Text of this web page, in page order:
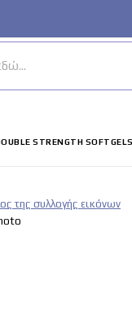
STRENGTH
της συλλογής εικόνων